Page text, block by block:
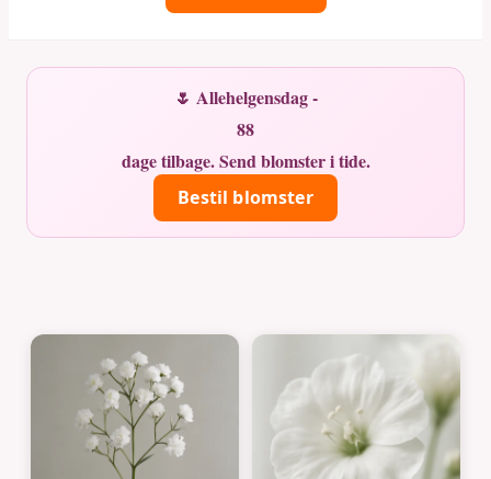
🌷 Allehelgensdag -
88
dage tilbage. Send blomster i tide.
Bestil blomster